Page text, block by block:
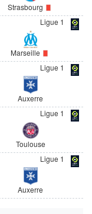
Strasbourg
Ligue 1
Marseille
Ligue 1
Auxerre
Ligue 1
Toulouse
Ligue 1
Auxerre